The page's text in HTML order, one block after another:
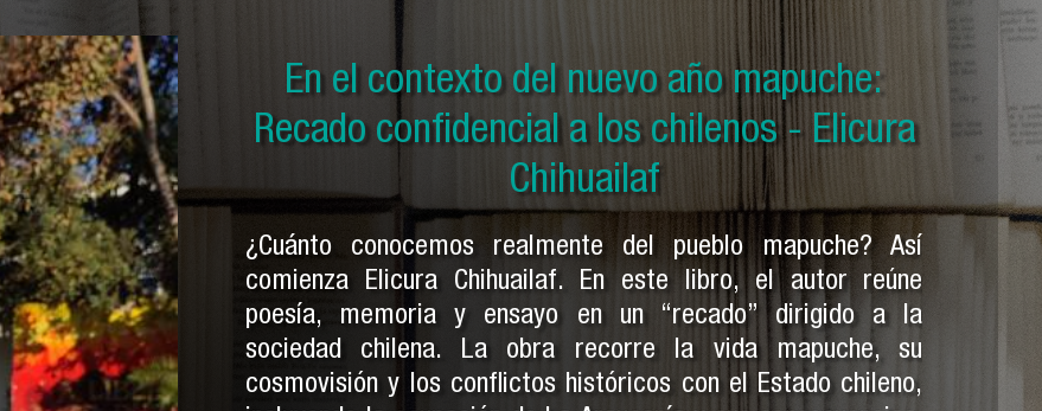
En el contexto del nuevo año mapuche:
Recado confidencial a los chilenos - Elicura
Chihuailaf
¿Cuánto conocemos realmente del pueblo mapuche? Así
comienza Elicura Chihuailaf. En este libro, el autor reúne
poesía, memoria y ensayo en un “recado” dirigido a la
sociedad chilena. La obra recorre la vida mapuche, su
cosmovisión y los conflictos históricos con el Estado chileno,
En el contexto del nuevo año mapuche: Solo
por ser indios y otras crónicas mapuches -
Pedro Cayuqueo
En el contexto del nuevo año mapuche:
Historia secreta mapuche - Pedro Cayuqueo